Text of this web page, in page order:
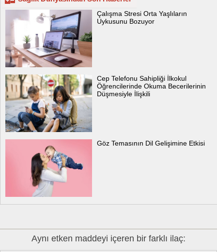
Çalışma Stresi Orta Yaşlıların
Uykusunu Bozuyor
Cep Telefonu Sahipliği İlkokul
Öğrencilerinde Okuma Becerilerinin
Düşmesiyle İlişkili
Göz Temasının Dil Gelişimine Etkisi
Aynı etken maddeyi içeren bir farklı ilaç: